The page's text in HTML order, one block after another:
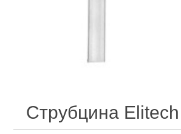
Сервисный центр Кратон
Струбцина